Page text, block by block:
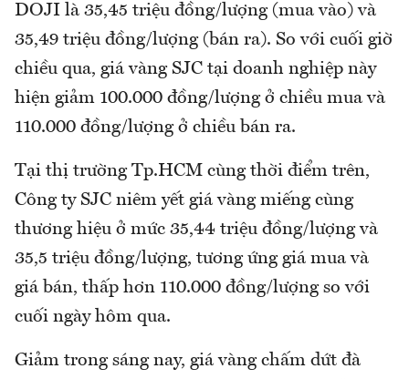
DOJI là 35,45 triệu đồng/lượng (mua vào) và
35,49 triệu đồng/lượng (bán ra). So với cuối giờ
chiều qua, giá vàng SJC tại doanh nghiệp này
hiện giảm 100.000 đồng/lượng ở chiều mua và
110.000 đồng/lượng ở chiều bán ra.
Tại thị trường Tp.HCM cùng thời điểm trên,
Công ty SJC niêm yết giá vàng miếng cùng
thương hiệu ở mức 35,44 triệu đồng/lượng và
35,5 triệu đồng/lượng, tương ứng giá mua và
giá bán, thấp hơn 110.000 đồng/lượng so với
cuối ngày hôm qua.
Giảm trong sáng nay, giá vàng chấm dứt đà